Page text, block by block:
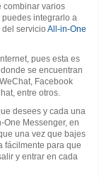
combinar varios
integrarlo a
servicio All-in-One
pues esta es
se encuentran
, WeChat, Facebook
entre otros.
desees y cada una
Messenger, en
una vez que bajes
fácilmente para que
y entrar en cada